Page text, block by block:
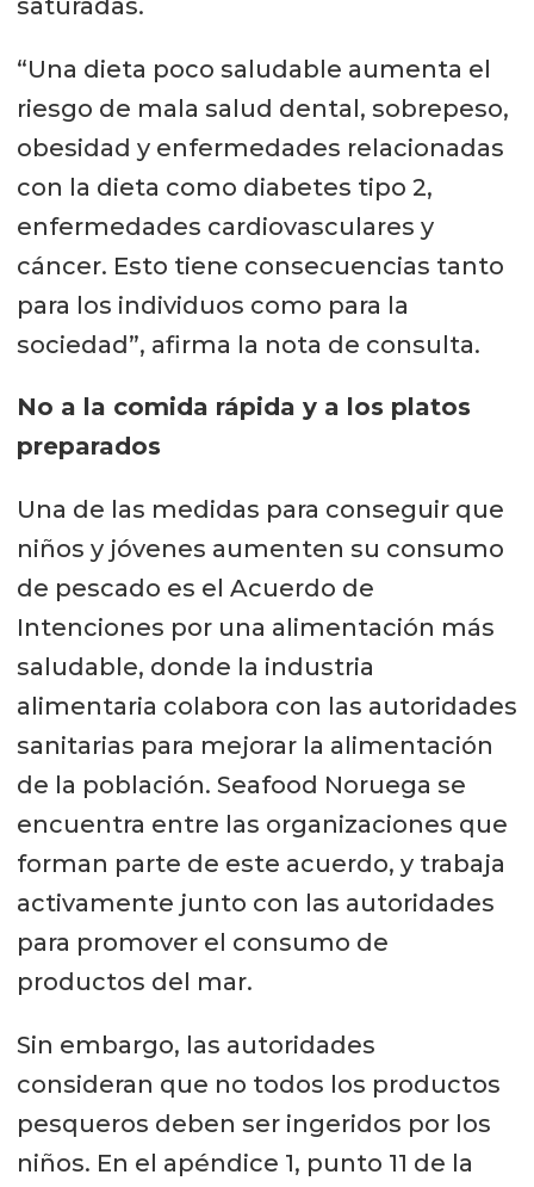
“Una dieta poco saludable aumenta el
riesgo de mala salud dental, sobrepeso,
obesidad y enfermedades relacionadas
con la dieta como diabetes tipo 2,
enfermedades cardiovasculares y
cáncer. Esto tiene consecuencias tanto
para los individuos como para la
sociedad”, afirma la nota de consulta.
No a la comida rápida y a los platos
preparados
Una de las medidas para conseguir que
niños y jóvenes aumenten su consumo
de pescado es el Acuerdo de
Intenciones por una alimentación más
saludable, donde la industria
alimentaria colabora con las autoridades
sanitarias para mejorar la alimentación
de la población. Seafood Noruega se
encuentra entre las organizaciones que
forman parte de este acuerdo, y trabaja
activamente junto con las autoridades
para promover el consumo de
productos del mar.
Sin embargo, las autoridades
consideran que no todos los productos
pesqueros deben ser ingeridos por los
niños. En el apéndice 1, punto 11 de la